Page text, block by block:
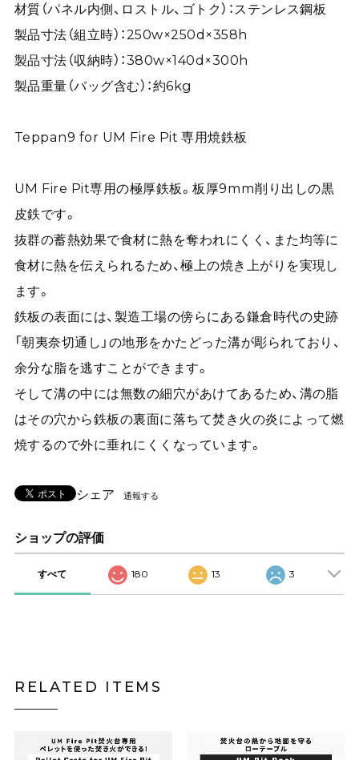
材質（パネル内側、ロストル、ゴトク）：ステンレス鋼板
製品寸法（組立時）：250w×250d×358h
製品寸法（収納時）：380w×140d×300h
製品重量（バッグ含む）：約6kg
Teppan9 for UM Fire Pit 専用焼鉄板
UM Fire Pit専用の極厚鉄板。板厚9mm削り出しの黒
皮鉄です。
抜群の蓄熱効果で食材に熱を奪われにくく、また均等に
食材に熱を伝えられるため、極上の焼き上がりを実現し
ます。
鉄板の表面には、製造工場の傍らにある鎌倉時代の史跡
「朝夷奈切通し」の地形をかたどった溝が彫られており、
余分な脂を逃すことができます。
そして溝の中には無数の細穴があけてあるため、溝の脂
はその穴から鉄板の裏面に落ちて焚き火の炎によって燃
焼するので外に垂れにくくなっています。
シェア 通報する
ショップの評価
すべて 180 13 3
RELATED ITEMS